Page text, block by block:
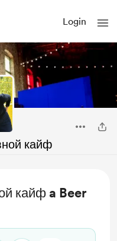
Login
кайф
кайф a Beer